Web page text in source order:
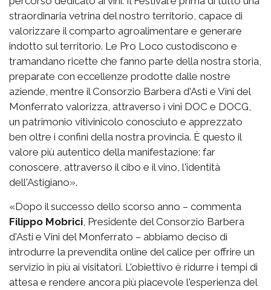
straordinaria vetrina del nostro territorio, capace di
valorizzare il comparto agroalimentare e generare
indotto sul territorio. Le Pro Loco custodiscono e
tramandano ricette che fanno parte della nostra storia,
preparate con eccellenze prodotte dalle nostre
aziende, mentre il Consorzio Barbera d'Asti e Vini del
Monferrato valorizza, attraverso i vini DOC e DOCG,
un patrimonio vitivinicolo conosciuto e apprezzato
ben oltre i confini della nostra provincia. È questo il
valore più autentico della manifestazione: far
conoscere, attraverso il cibo e il vino, l'identità
dell'Astigiano».
«Dopo il successo dello scorso anno – commenta
Filippo Mobrici , Presidente del Consorzio Barbera
d'Asti e Vini del Monferrato – abbiamo deciso di
introdurre la prevendita online del calice per offrire un
servizio in più ai visitatori. L'obiettivo è ridurre i tempi di
attesa e rendere ancora più piacevole l'esperienza del